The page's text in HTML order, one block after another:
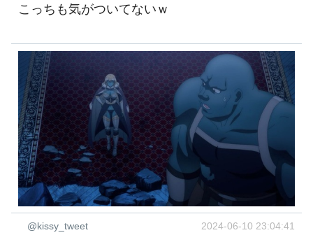
こっちも気がついてないｗ
@kissy_tweet 2024-06-10 23:04:41